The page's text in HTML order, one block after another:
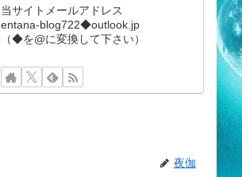
当サイトメールアドレス
entana-blog722◆outlook.jp
（◆を@に変換して下さい）
夜伽